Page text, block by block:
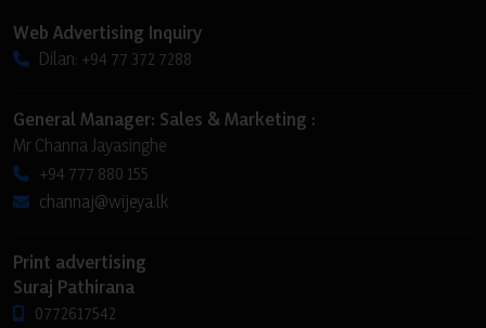
Web Advertising Inquiry
Dilan: +94 77 372 7288
General Manager: Sales & Marketing :
Mr Channa Jayasinghe
+94 777 880 155
channaj@wijeya.lk
Print advertising
Suraj Pathirana
0772617542